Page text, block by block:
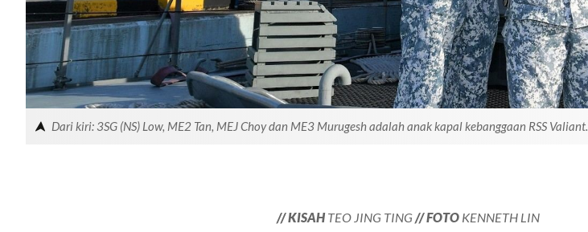
Dari kiri: 3SG (NS) Low, ME2 Tan, MEJ Choy dan ME3 Murugesh adalah anak kapal kebanggaan RSS Valiant.
// KISAHTEO JING TING// FOTO KENNETH LIN